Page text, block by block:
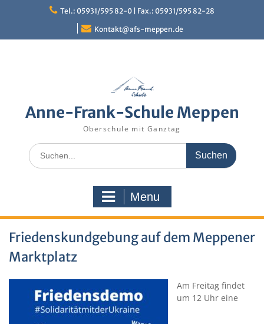
Tel.: 05931/595 82-0 | Fax.: 05931/595 82-28
Kontakt@afs-meppen.de
Anne-Frank-Schule Meppen
Oberschule mit Ganztag
Search
for:
Menu
Friedenskundgebung auf dem Meppener
Marktplatz
Am Freitag findet
um 12 Uhr eine